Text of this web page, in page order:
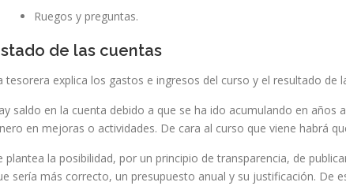
Ruegos y preguntas.
de las cuentas
tesorera explica los gastos e ingresos del curso y el resultado de
saldo en la cuenta debido a que se ha ido acumulando en años
en mejoras o actividades. De cara al curso que viene habrá
plantea la posibilidad, por un principio de transparencia, de
sería más correcto, un presupuesto anual y su justificación. De